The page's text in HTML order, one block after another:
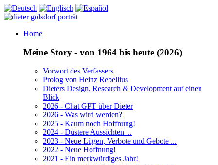
Home
Meine Story - von 1964 bis heute (2026)
Vorwort des Verfassers
Prolog von Heinz Rebellius
Dieters Design, Research & Development auf einen
Blick
2026 - Chat GPT über Dieter
2026 - Was wird werden?
2025 - Kaum noch Hoffnung!
2024 - Düstere Aussichten ...
2023 - Neue Lügen, Verbote und Gebote ...
2022 - Neue Hoffnung!
2021 - Ein merkwürdiges Jahr!